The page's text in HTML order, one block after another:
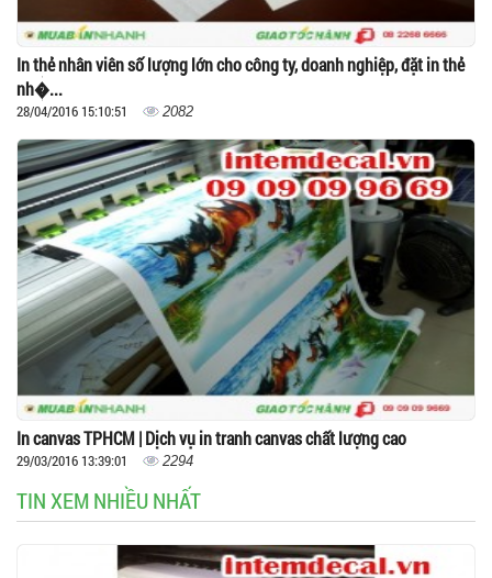
In thẻ nhân viên số lượng lớn cho công ty, doanh nghiệp, đặt in thẻ
nh�...
28/04/2016 15:10:51 2082
In canvas TPHCM | Dịch vụ in tranh canvas chất lượng cao
29/03/2016 13:39:01 2294
TIN XEM NHIỀU NHẤT